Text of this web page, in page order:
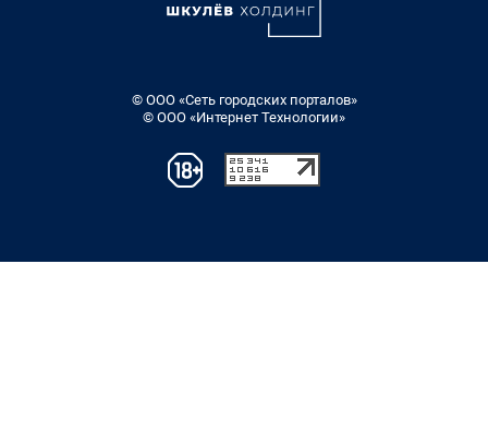
© ООО «Сеть городских порталов»
© ООО «Интернет Технологии»